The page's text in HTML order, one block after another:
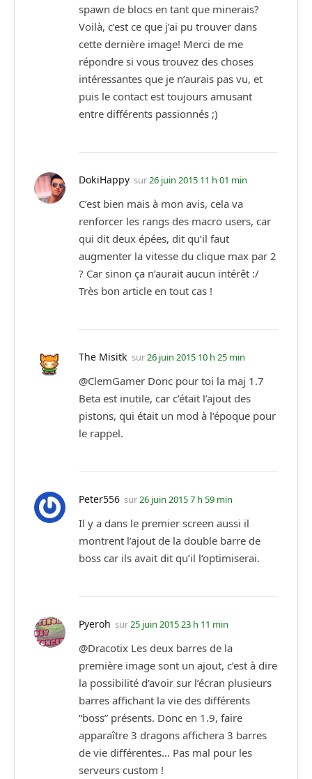
spawn de blocs en tant que minerais?
Voilà, c’est ce que j’ai pu trouver dans
cette dernière image! Merci de me
répondre si vous trouvez des choses
intéressantes que je n’aurais pas vu, et
puis le contact est toujours amusant
entre différents passionnés ;)
DokiHappy sur26 juin 2015 11 h 01 min
C’est bien mais à mon avis, cela va
renforcer les rangs des macro users, car
qui dit deux épées, dit qu’il faut
augmenter la vitesse du clique max par 2
? Car sinon ça n’aurait aucun intérêt :/
Très bon article en tout cas !
The Misitk sur26 juin 2015 10 h 25 min
@ClemGamer Donc pour toi la maj 1.7
Beta est inutile, car c’était l’ajout des
pistons, qui était un mod à l’époque pour
le rappel.
Peter556 sur26 juin 2015 7 h 59 min
Il y a dans le premier screen aussi il
montrent l’ajout de la double barre de
boss car ils avait dit qu’il l’optimiserai.
Pyeroh sur25 juin 2015 23 h 11 min
@Dracotix Les deux barres de la
première image sont un ajout, c’est à dire
la possibilité d’avoir sur l’écran plusieurs
barres affichant la vie des différents
“boss” présents. Donc en 1.9, faire
apparaître 3 dragons affichera 3 barres
de vie différentes… Pas mal pour les
serveurs custom !